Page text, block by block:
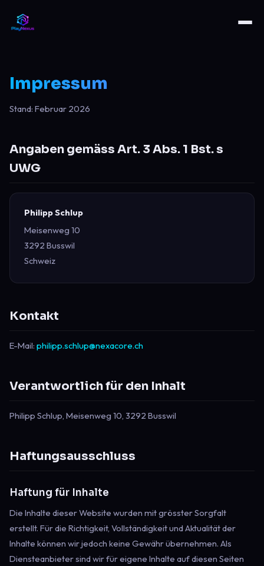
Impressum
Stand: Februar 2026
Angaben gemäss Art. 3 Abs. 1 Bst. s
UWG
Philipp Schlup
Meisenweg 10
3292 Busswil
Schweiz
Kontakt
E-Mail: philipp.schlup@nexacore.ch
Verantwortlich für den Inhalt
Philipp Schlup, Meisenweg 10, 3292 Busswil
Haftungsausschluss
Haftung für Inhalte
Die Inhalte dieser Website wurden mit grösster Sorgfalt
erstellt. Für die Richtigkeit, Vollständigkeit und Aktualität der
Inhalte können wir jedoch keine Gewähr übernehmen. Als
Diensteanbieter sind wir für eigene Inhalte auf diesen Seiten